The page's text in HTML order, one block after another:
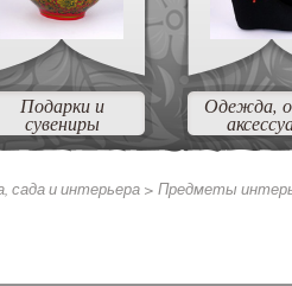
Подарки и
сувениры
Одежда,
сада и интерьера > Предметы